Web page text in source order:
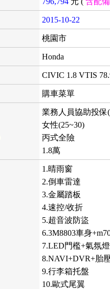
2015-10-22
桃園市
Honda
CIVIC 1.8 VTIS
購車菜單
業務人員協助投保
女性(25~30)
丙式全險
1.8萬
1.晴雨窗
2.倒車雷達
3.金屬踏板
4.速控/收折
5.超音波防盜
6.3M8803車身
7.LED門檻+氣氛
8.NAVI+DVR+胎
9.行李箱托盤
10.歐式尾翼